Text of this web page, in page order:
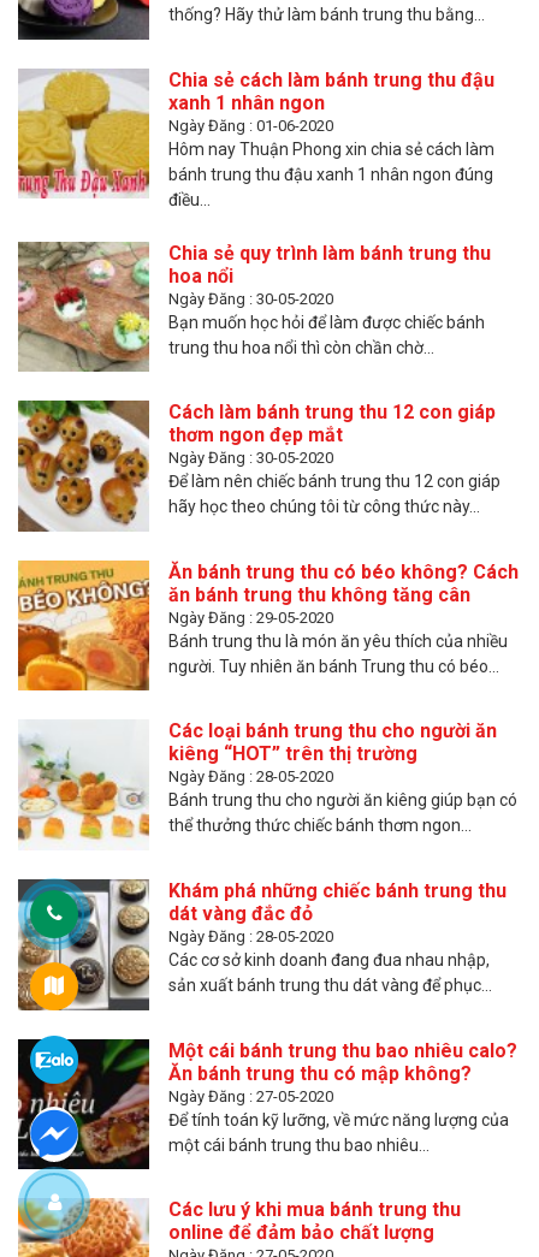
thống? Hãy thử làm bánh trung thu bằng...
Chia sẻ cách làm bánh trung thu đậu
xanh 1 nhân ngon
Ngày Đăng : 01-06-2020
Hôm nay Thuận Phong xin chia sẻ cách làm
bánh trung thu đậu xanh 1 nhân ngon đúng
điều...
Chia sẻ quy trình làm bánh trung thu
hoa nổi
Ngày Đăng : 30-05-2020
Bạn muốn học hỏi để làm được chiếc bánh
trung thu hoa nổi thì còn chần chờ...
Cách làm bánh trung thu 12 con giáp
thơm ngon đẹp mắt
Ngày Đăng : 30-05-2020
Để làm nên chiếc bánh trung thu 12 con giáp
hãy học theo chúng tôi từ công thức này...
Ăn bánh trung thu có béo không? Cách
ăn bánh trung thu không tăng cân
Ngày Đăng : 29-05-2020
Bánh trung thu là món ăn yêu thích của nhiều
người. Tuy nhiên ăn bánh Trung thu có béo...
Các loại bánh trung thu cho người ăn
kiêng “HOT” trên thị trường
Ngày Đăng : 28-05-2020
Bánh trung thu cho người ăn kiêng giúp bạn có
thể thưởng thức chiếc bánh thơm ngon...
Khám phá những chiếc bánh trung thu
dát vàng đắc đỏ
Ngày Đăng : 28-05-2020
Các cơ sở kinh doanh đang đua nhau nhập,
sản xuất bánh trung thu dát vàng để phục...
Một cái bánh trung thu bao nhiêu calo?
Ăn bánh trung thu có mập không?
Ngày Đăng : 27-05-2020
Để tính toán kỹ lưỡng, về mức năng lượng của
một cái bánh trung thu bao nhiêu...
Các lưu ý khi mua bánh trung thu
online để đảm bảo chất lượng